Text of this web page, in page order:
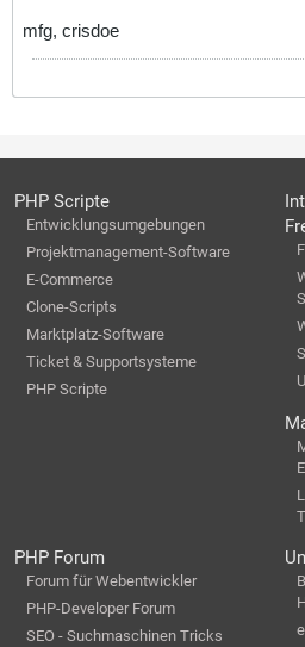
mfg, crisdoe
PHP Scripte
Entwicklungsumgebungen
Projektmanagement-Software
E-Commerce
Clone-Scripts
Marktplatz-Software
Ticket & Supportsysteme
PHP Scripte
PHP Forum
Forum für Webentwickler
PHP-Developer Forum
SEO - Suchmaschinen Tricks